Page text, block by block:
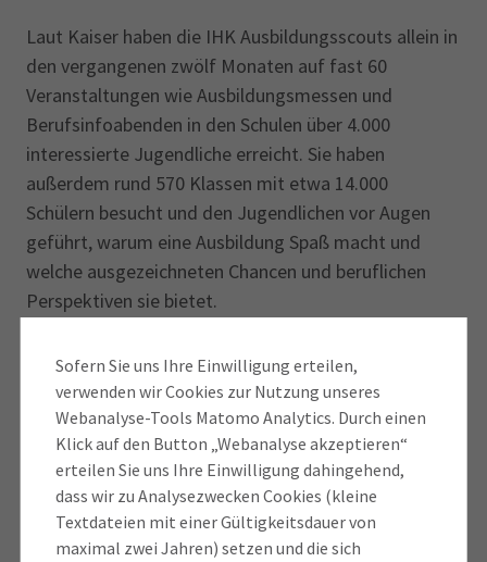
Sofern Sie uns Ihre Einwilligung erteilen,
verwenden wir Cookies zur Nutzung unseres
Webanalyse-Tools Matomo Analytics. Durch einen
Klick auf den Button „Webanalyse akzeptieren“
erteilen Sie uns Ihre Einwilligung dahingehend,
dass wir zu Analysezwecken Cookies (kleine
Textdateien mit einer Gültigkeitsdauer von
maximal zwei Jahren) setzen und die sich
Laut Kaiser haben die IHK Ausbildungsscouts allein in
den vergangenen zwölf Monaten auf fast 60
Veranstaltungen wie Ausbildungsmessen und
Berufsinfoabenden in den Schulen über 4.000
interessierte Jugendliche erreicht. Sie haben
außerdem rund 570 Klassen mit etwa 14.000
Schülern besucht und den Jugendlichen vor Augen
geführt, warum eine Ausbildung Spaß macht und
welche ausgezeichneten Chancen und beruflichen
Perspektiven sie bietet.
Kaiser zufolge spüre inzwischen fast jeder Betrieb
einen Mangel an Fachkräften und setze deshalb
verstärkt auf die Ausbildung von eigenem
Fachkräftenachwuchs. Er betonte: „Mit Eurem
unermüdlichen Einsatz und der Überzeugungsarbeit,
die Ihr für die duale Ausbildung leistet, seid Ihr ein
Eckpfeiler der Berufsorientierung. Mit jedem Schüler,